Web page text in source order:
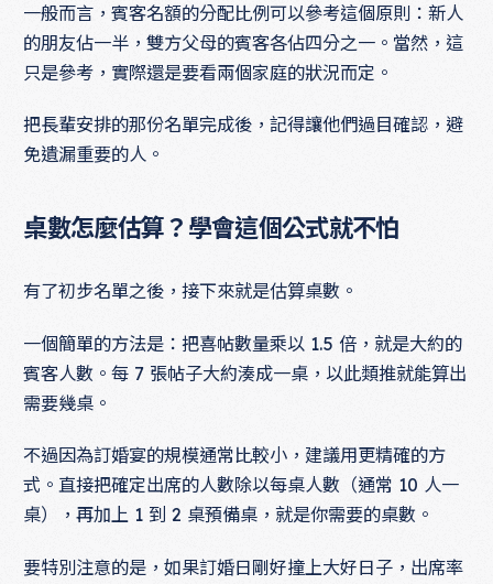
一般而言，賓客名額的分配比例可以參考這個原則：新人
的朋友佔一半，雙方父母的賓客各佔四分之一。當然，這
只是參考，實際還是要看兩個家庭的狀況而定。
把長輩安排的那份名單完成後，記得讓他們過目確認，避
免遺漏重要的人。
桌數怎麼估算？學會這個公式就不怕
有了初步名單之後，接下來就是估算桌數。
一個簡單的方法是：把喜帖數量乘以 1.5 倍，就是大約的
賓客人數。每 7 張帖子大約湊成一桌，以此類推就能算出
需要幾桌。
不過因為訂婚宴的規模通常比較小，建議用更精確的方
式。直接把確定出席的人數除以每桌人數（通常 10 人一
桌），再加上 1 到 2 桌預備桌，就是你需要的桌數。
要特別注意的是，如果訂婚日剛好撞上大好日子，出席率